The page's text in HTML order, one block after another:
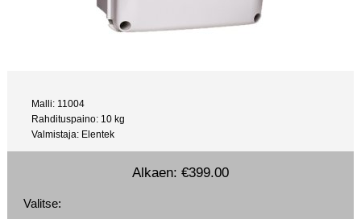
Malli: 11004
Rahdituspaino: 10 kg
Valmistaja: Elentek
Alkaen: €399.00
Valitse: